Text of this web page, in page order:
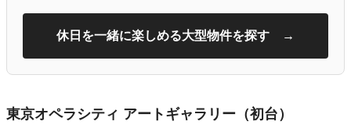
休日を一緒に楽しめる大型物件を探す →
東京オペラシティ アートギャラリー（初台）